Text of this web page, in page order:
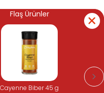
Cuma
Flaş Ürünler
Cayenne Biber 45 g
Flaş Ürünler
Cayenne Biber 45 g